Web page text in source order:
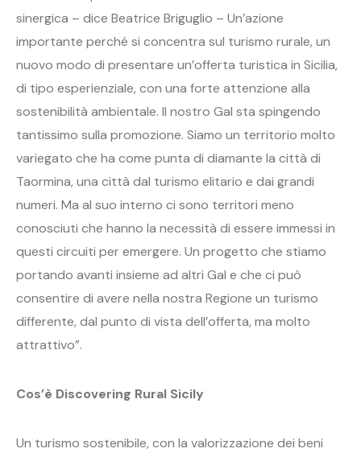
sinergica – dice Beatrice Briguglio – Un’azione
importante perché si concentra sul turismo rurale, un
nuovo modo di presentare un’offerta turistica in Sicilia,
di tipo esperienziale, con una forte attenzione alla
sostenibilità ambientale. Il nostro Gal sta spingendo
tantissimo sulla promozione. Siamo un territorio molto
variegato che ha come punta di diamante la città di
Taormina, una città dal turismo elitario e dai grandi
numeri. Ma al suo interno ci sono territori meno
conosciuti che hanno la necessità di essere immessi in
questi circuiti per emergere. Un progetto che stiamo
portando avanti insieme ad altri Gal e che ci può
consentire di avere nella nostra Regione un turismo
differente, dal punto di vista dell’offerta, ma molto
attrattivo”.
Cos’è Discovering Rural Sicily
Un turismo sostenibile, con la valorizzazione dei beni